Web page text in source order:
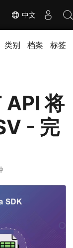
中文
类别 档案 标签
API 将
- 完